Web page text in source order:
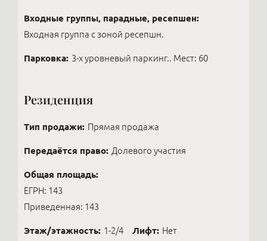
Входные группы, парадные, ресепшен:
Входная группа с зоной ресепшн.
Парковка: 3-х уровневый паркинг.. Мест: 60
Резиденция
Тип продажи: Прямая продажа
Передаётся право: Долевого участия
Общая площадь:
ЕГРН: 143
Приведенная: 143
Этаж/этажность: 1-2/4 Лифт: Нет